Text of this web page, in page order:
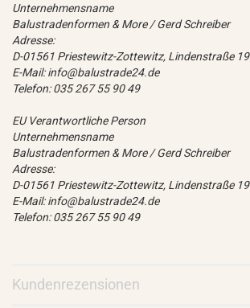
Unternehmensname
Balustradenformen & More / Gerd Schreiber
Adresse:
D-01561 Priestewitz-Zottewitz, Lindenstraße 19
E-Mail: info@balustrade24.de
Telefon: 035 267 55 90 49
EU Verantwortliche Person
Unternehmensname
Balustradenformen & More / Gerd Schreiber
Adresse:
D-01561 Priestewitz-Zottewitz, Lindenstraße 19
E-Mail: info@balustrade24.de
Telefon: 035 267 55 90 49
Kundenrezensionen